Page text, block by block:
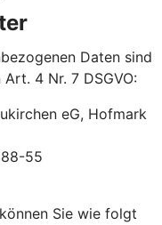
Daten sind
4 Nr. 7 DSGVO:
eG, Hofmark
55
Sie wie folgt